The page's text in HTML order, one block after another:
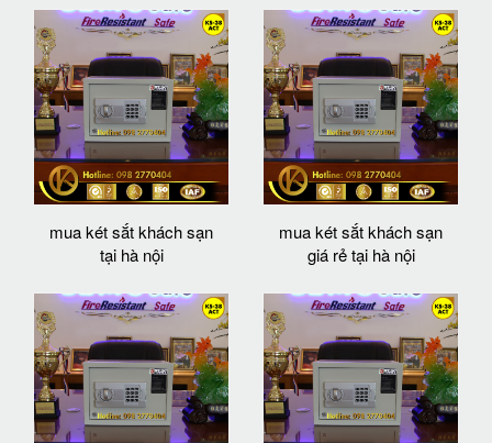
mua két sắt khách sạn
tại hà nội
mua két sắt khách sạn
giá rẻ tại hà nội